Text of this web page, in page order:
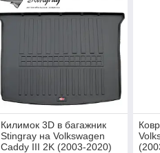
Килимок 3D в багажник
Stingray на Volkswagen
Caddy III 2K (2003-2020)